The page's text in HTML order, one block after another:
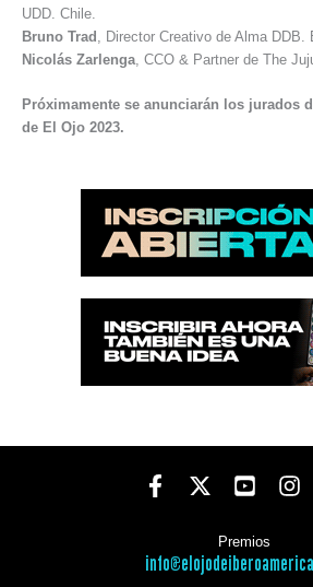
UDD. Chile.
Bruno Trad , Director Creativo de Alma DDB.
Nicolás Zarlenga , CCO & Partner de The
Próximamente se anunciarán los jurados
de El Ojo 2023.
Premios